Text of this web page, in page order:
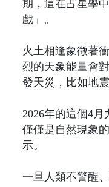
期，這在占星學
戲」。
火土相逢象徵著
烈的天象能量會
發天災，比如地
2026年的這個4
僅僅是自然現象
示。
一旦人類不警醒